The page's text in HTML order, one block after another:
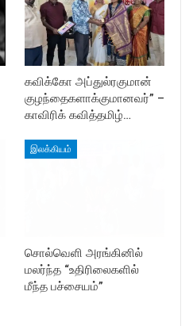
கவிக்கோ அப்துல்ரகுமான்
குழந்தைகளாக்குமானவர்” –
காவிரிக் கவித்தமிழ்…
இலக்கியம்
சொல்வெளி அரங்கினில்
மலர்ந்த “உதிரிலைகளில்
மீந்த பச்சையம்”